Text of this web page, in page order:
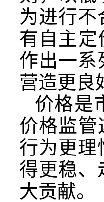
为进行
有自主定
作出一系
营造更良
价格是
价格监管
行为更理
得更稳、
大贡献。